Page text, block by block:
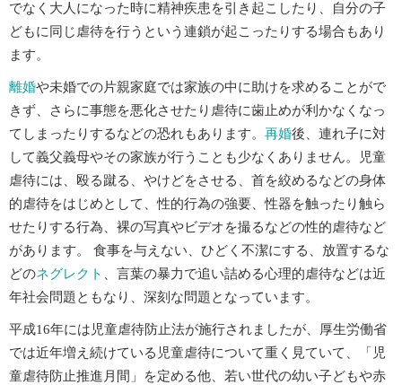
でなく大人になった時に精神疾患を引き起こしたり、自分の子
どもに同じ虐待を行うという連鎖が起こったりする場合もあり
ます。
離婚や未婚での片親家庭では家族の中に助けを求めることがで
きず、さらに事態を悪化させたり虐待に歯止めが利かなくなっ
てしまったりするなどの恐れもあります。 再婚後、連れ子に対
して義父義母やその家族が行うことも少なくありません。児童
虐待には、殴る蹴る、やけどをさせる、首を絞めるなどの身体
的虐待をはじめとして、性的行為の強要、性器を触ったり触ら
せたりする行為、裸の写真やビデオを撮るなどの性的虐待など
があります。 食事を与えない、ひどく不潔にする、放置するな
どのネグレクト 、言葉の暴力で追い詰める心理的虐待などは近
年社会問題ともなり、深刻な問題となっています。
平成16年には児童虐待防止法が施行されましたが、厚生労働省
では近年増え続けている児童虐待について重く見ていて、「児
童虐待防止推進月間」を定める他、若い世代の幼い子どもや赤